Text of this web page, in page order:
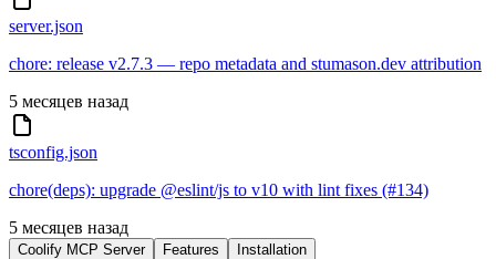
server.json
chore: release v2.7.3 — repo metadata and stumason.dev attribution
5 месяцев назад
tsconfig.json
chore(deps): upgrade @eslint/js to v10 with lint fixes (#134)
5 месяцев назад
Coolify MCP Server Features Installation